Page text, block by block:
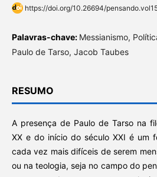
https://doi.org/10.26694/
Palavras-chave: Messianismo,
Paulo de Tarso, Jacob Taubes
RESUMO
A presença de Paulo de Tarso na
XX e do início do século XXI é um
cada vez mais difíceis de serem
ou na teologia, seja no campo do